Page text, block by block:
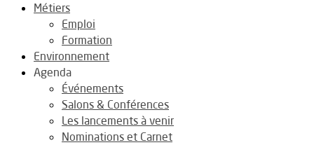
Métiers
Emploi
Formation
Environnement
Agenda
Événements
Salons & Conférences
Les lancements à venir
Nominations et Carnet